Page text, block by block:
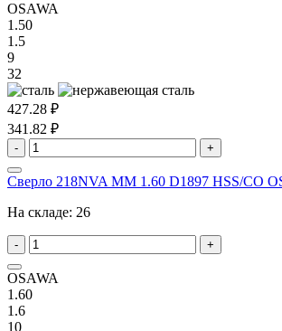
OSAWA
1.50
1.5
9
32
427.28 ₽
341.82 ₽
- +
Сверло 218NVA MM 1.60 D1897 HSS/CO
На складе: 26
- +
OSAWA
1.60
1.6
10